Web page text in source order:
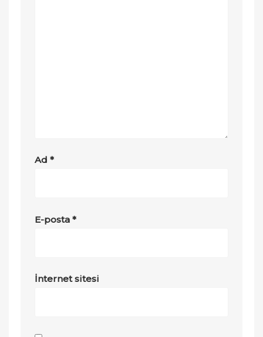
Ad*
E-posta*
İnternet sitesi